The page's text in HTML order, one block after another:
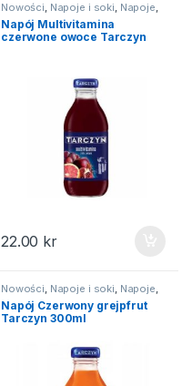
Nowości, Napoje i soki, Napoje,
Soki
Napój Multivitamina
czerwone owoce Tarczyn
22.00 kr
Nowości, Napoje i soki, Napoje,
Soki
Napój Czerwony grejpfrut
Tarczyn 300ml